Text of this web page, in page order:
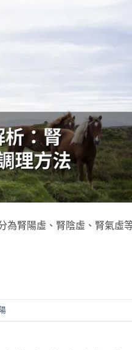
為腎陽虛、腎陰虛、腎氣虛